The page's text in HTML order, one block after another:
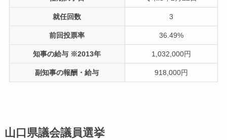
就任回数 3
前回投票率 36.49%
知事の給与 ※2013年 1,032,000円
副知事の報酬・給与 918,000円
山口県議会議員選挙